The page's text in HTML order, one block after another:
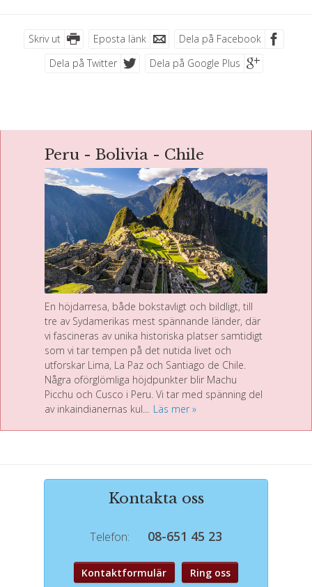
Skriv ut Eposta länk
Dela på Facebook
Dela på Twitter
Dela på Google Plus
Peru - Bolivia - Chile
En höjdarresa, både bokstavligt och bildligt, till
tre av Sydamerikas mest spännande länder, där
vi fascineras av unika historiska platser samtidigt
som vi tar tempen på det nutida livet och
utforskar Lima, La Paz och Santiago de Chile.
Några oförglömliga höjdpunkter blir Machu
Picchu och Cusco i Peru. Vi tar med spänning del
av inkaindianernas kul... Läs mer
Kontakta oss
Telefon: 08-651 45 23
Kontaktformulär Ring oss